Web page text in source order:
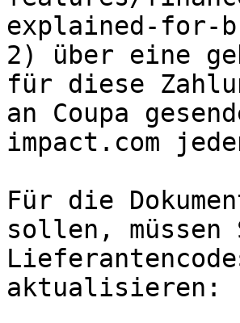
explained-for-
2) über eine
für diese
an Coupa
impact.com
Für die
sollen,
aktualisieren: